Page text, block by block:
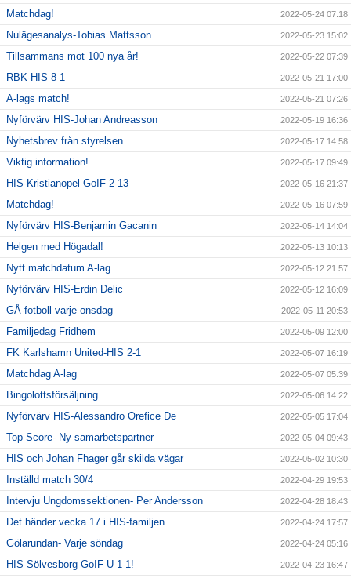
Matchdag! 2022-05-24 07:18
Nulägesanalys-Tobias Mattsson 2022-05-23 15:02
Tillsammans mot 100 nya år! 2022-05-22 07:39
RBK-HIS 8-1 2022-05-21 17:00
A-lags match! 2022-05-21 07:26
Nyförvärv HIS-Johan Andreasson 2022-05-19 16:36
Nyhetsbrev från styrelsen 2022-05-17 14:58
Viktig information! 2022-05-17 09:49
HIS-Kristianopel GoIF 2-13 2022-05-16 21:37
Matchdag! 2022-05-16 07:59
Nyförvärv HIS-Benjamin Gacanin 2022-05-14 14:04
Helgen med Högadal! 2022-05-13 10:13
Nytt matchdatum A-lag 2022-05-12 21:57
Nyförvärv HIS-Erdin Delic 2022-05-12 16:09
GÅ-fotboll varje onsdag 2022-05-11 20:53
Familjedag Fridhem 2022-05-09 12:00
FK Karlshamn United-HIS 2-1 2022-05-07 16:19
Matchdag A-lag 2022-05-07 05:39
Bingolottsförsäljning 2022-05-06 14:22
Nyförvärv HIS-Alessandro Orefice De 2022-05-05 17:04
Top Score- Ny samarbetspartner 2022-05-04 09:43
HIS och Johan Fhager går skilda vägar 2022-05-02 10:30
Inställd match 30/4 2022-04-29 19:53
Intervju Ungdomssektionen- Per Andersson 2022-04-28 18:43
Det händer vecka 17 i HIS-familjen 2022-04-24 17:57
Gölarundan- Varje söndag 2022-04-24 05:16
HIS-Sölvesborg GoIF U 1-1! 2022-04-23 16:47